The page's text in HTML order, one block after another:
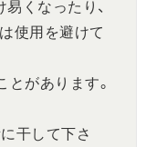
くなったり、
使用を避けて
とがあります。
干して下さ